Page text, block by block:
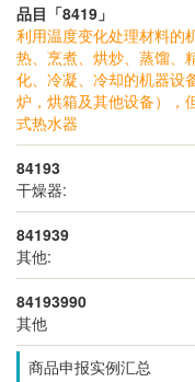
品目「8419」
利用温度变化处理材料的
热、烹煮、烘炒、蒸馏、
化、冷凝、冷却的机器设
炉，烘箱及其他设备），
式热水器
84193
干燥器:
841939
其他:
84193990
其他
商品申报实例汇总